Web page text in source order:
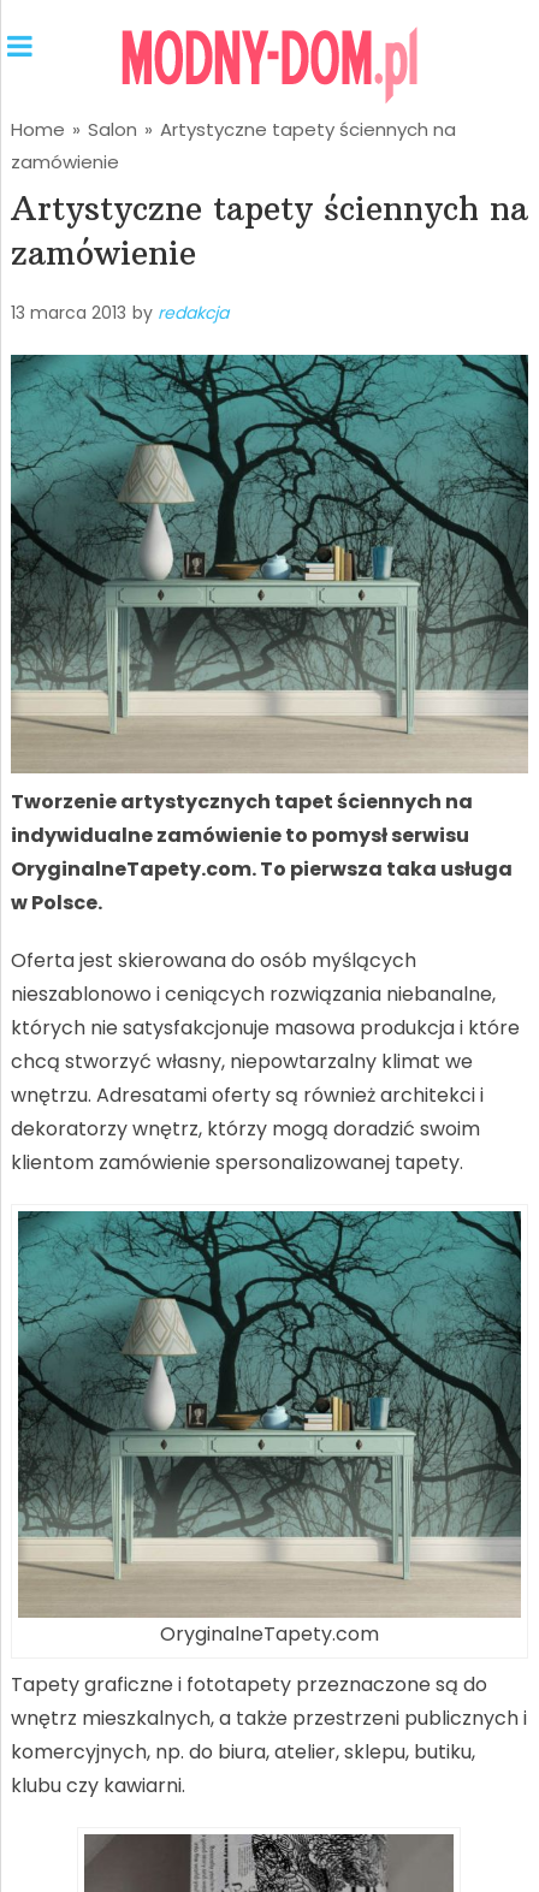
Home » Salon » Artystyczne tapety ściennych na
zamówienie
Artystyczne tapety ściennych na
zamówienie
13 marca 2013 by redakcja
Tworzenie artystycznych tapet ściennych na
indywidualne zamówienie to pomysł serwisu
OryginalneTapety.com. To pierwsza taka usługa
w Polsce.
Oferta jest skierowana do osób myślących
nieszablonowo i ceniących rozwiązania niebanalne,
których nie satysfakcjonuje masowa produkcja i które
chcą stworzyć własny, niepowtarzalny klimat we
wnętrzu. Adresatami oferty są również architekci i
dekoratorzy wnętrz, którzy mogą doradzić swoim
klientom zamówienie spersonalizowanej tapety.
OryginalneTapety.com
Tapety graficzne i fototapety przeznaczone są do
wnętrz mieszkalnych, a także przestrzeni publicznych i
komercyjnych, np. do biura, atelier, sklepu, butiku,
klubu czy kawiarni.